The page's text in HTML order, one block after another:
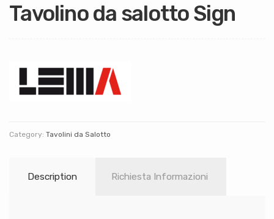
Tavolino da salotto Sign
Category: Tavolini da Salotto
Description Richiesta Informazioni